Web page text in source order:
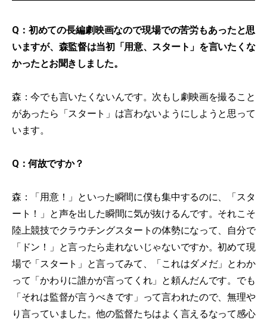
Q：初めての長編劇映画なので現場での苦労もあったと思
いますが、森監督は当初「用意、スタート」を言いたくな
かったとお聞きしました。
森：今でも言いたくないんです。次もし劇映画を撮ること
があったら「スタート」は言わないようにしようと思って
います。
Q：何故ですか？
森：「用意！」といった瞬間に僕も集中するのに、「スタ
ート！」と声を出した瞬間に気が抜けるんです。それこそ
陸上競技でクラウチングスタートの体勢になって、自分で
「ドン！」と言ったら走れないじゃないですか。初めて現
場で「スタート」と言ってみて、「これはダメだ」とわか
って「かわりに誰かが言ってくれ」と頼んだんです。でも
「それは監督が言うべきです」って言われたので、無理や
り言っていました。他の監督たちはよく言えるなって感心